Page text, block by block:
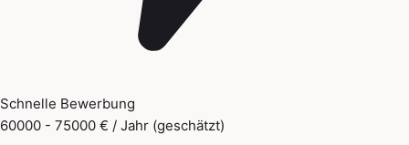
Schnelle Bewerbung
60000 - 75000 € / Jahr (geschätzt)